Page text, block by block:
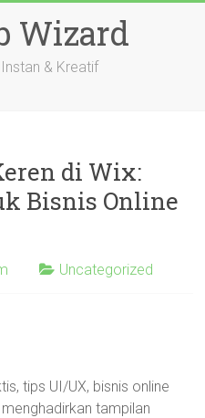
Wizard
& Kreatif
di Wix:
Bisnis Online
Uncategorized
tips UI/UX, bisnis online
tampilan